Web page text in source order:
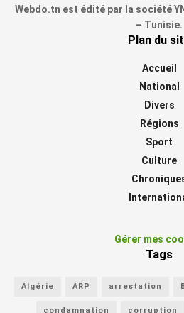
Webdo.tn est édité par la société
– Tunisie.
Plan du
Accueil
National
Divers
Régions
Sport
Culture
Gérer mes
Tags
Algérie ARP arrestation
condamnation corruption